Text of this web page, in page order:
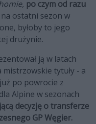
po czym od razu
na ostatni sezon w
byłoby to jego
drużynie.
ją w latach
mistrzowskie tytuły - a
po powrocie z
Alpine w sezonach
decyzję o transferze
GP Węgier.